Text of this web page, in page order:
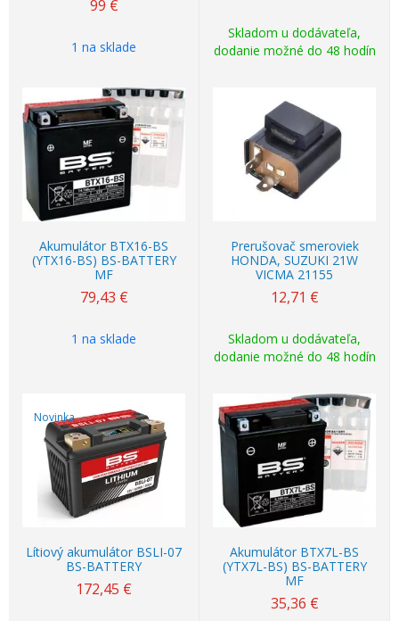
99 €
1 na sklade
Skladom u dodávateľa,
dodanie možné do 48 hodín
Akumulátor BTX16-BS
(YTX16-BS) BS-BATTERY
MF
79,43 €
1 na sklade
Prerušovač smeroviek
HONDA, SUZUKI 21W
VICMA 21155
12,71 €
Skladom u dodávateľa,
dodanie možné do 48 hodín
Novinka
Lítiový akumulátor BSLI-07
BS-BATTERY
172,45 €
Akumulátor BTX7L-BS
(YTX7L-BS) BS-BATTERY
MF
35,36 €